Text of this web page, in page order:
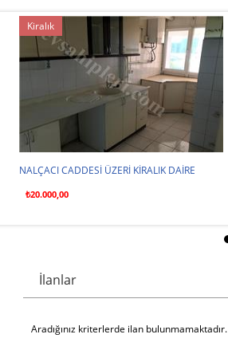
Kiralık
NALÇACI CADDESİ ÜZERİ KİRALIK DAİRE
₺20.000,00
İlanlar
Aradığınız kriterlerde ilan bulunmamaktadır.